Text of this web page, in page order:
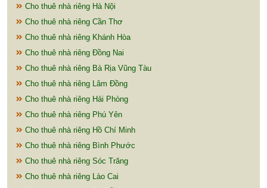
Cho thuê nhà riêng Hà Nội
Cho thuê nhà riêng Cần Thơ
Cho thuê nhà riêng Khánh Hòa
Cho thuê nhà riêng Đồng Nai
Cho thuê nhà riêng Bà Rịa Vũng Tàu
Cho thuê nhà riêng Lâm Đồng
Cho thuê nhà riêng Hải Phòng
Cho thuê nhà riêng Phú Yên
Cho thuê nhà riêng Hồ Chí Minh
Cho thuê nhà riêng Bình Phước
Cho thuê nhà riêng Sóc Trăng
Cho thuê nhà riêng Lào Cai